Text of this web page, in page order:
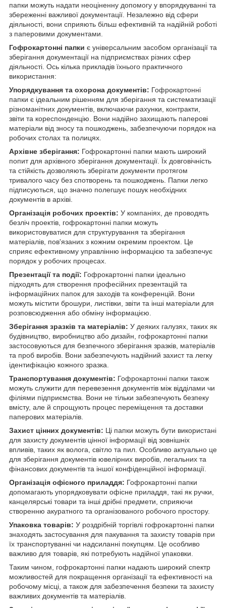
папки можуть надати неоціненну допомогу у впорядкуванні та
збереженні важливої документації. Незалежно від сфери
діяльності, вони сприяють більш ефективній та надійній роботі
з паперовими документами.
Гофрокартонні папки є універсальним засобом організації та
зберігання документації на підприємствах різних сфер
діяльності. Ось кілька прикладів їхнього практичного
використання:
Упорядкування та охорона документів: Гофрокартонні
папки є ідеальним рішенням для зберігання та систематизації
різноманітних документів, включаючи рахунки, контракти,
звіти та кореспонденцію. Вони надійно захищають паперові
матеріали від зносу та пошкоджень, забезпечуючи порядок на
робочих столах та полицях.
Архівне зберігання: Гофрокартонні папки мають широкий
попит для архівного зберігання документації. Їх довговічність
та стійкість дозволяють зберігати документи протягом
тривалого часу без спотворень та пошкоджень. Папки легко
підписуються, що значно полегшує пошук необхідних
документів в архіві.
Організація робочих проектів: У компаніях, де проводять
безліч проектів, гофрокартонні папки можуть
використовуватися для структурування та зберігання
матеріалів, пов'язаних з кожним окремим проектом. Це
сприяє ефективному управлінню інформацією та забезпечує
порядок у робочих процесах.
Презентації та події: Гофрокартонні папки ідеально
підходять для створення професійних презентацій та
інформаційних папок для заходів та конференцій. Вони
можуть містити брошури, листівки, звіти та інші матеріали для
розповсюдження або обміну інформацією.
Зберігання зразків та матеріалів: У деяких галузях, таких як
будівництво, виробництво або дизайн, гофрокартонні папки
застосовуються для безпечного зберігання зразків, матеріалів
та проб виробів. Вони забезпечують надійний захист та легку
ідентифікацію кожного зразка.
Транспортування документів: Гофрокартонні папки також
можуть служити для перевезення документів між відділами чи
філіями підприємства. Вони не тільки забезпечують безпеку
вмісту, але й спрощують процес переміщення та доставки
паперових матеріалів.
Захист цінних документів: Ці папки можуть бути використані
для захисту документів цінної інформації від зовнішніх
впливів, таких як волога, світло та пил. Особливо актуально це
для зберігання документів ювелірних виробів, легальних та
фінансових документів та іншої конфіденційної інформації.
Організація офісного приладдя: Гофрокартонні папки
допомагають упорядковувати офісне приладдя, такі як ручки,
канцелярські товари та інші дрібні предмети, сприяючи
створенню акуратного та організованого робочого простору.
Упаковка товарів: У роздрібній торгівлі гофрокартонні папки
знаходять застосування для пакування та захисту товарів при
їх транспортуванні чи надсиланні покупцям. Це особливо
важливо для товарів, які потребують надійної упаковки.
Таким чином, гофрокартонні папки надають широкий спектр
можливостей для покращення організації та ефективності на
робочому місці, а також для забезпечення безпеки та захисту
важливих документів та матеріалів.